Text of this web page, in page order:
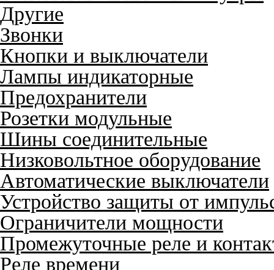
Другие
Звонки
Кнопки и выключатели
Лампы индикаторные
Предохранители
Розетки модульные
Шины соединительные
Низковольтное оборудование
Автоматические выключатели
Устройство защиты от
Ограничители мощности
Промежуточные реле и
Реле времени